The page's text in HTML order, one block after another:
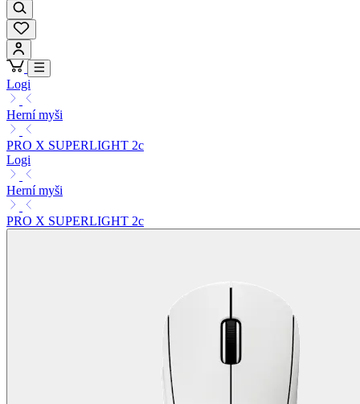
Logi
Herní myši
PRO X SUPERLIGHT 2c
Logi
Herní myši
PRO X SUPERLIGHT 2c